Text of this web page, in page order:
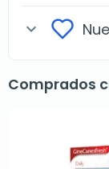
expand_more
Comprados